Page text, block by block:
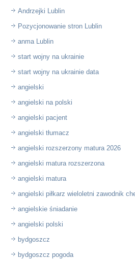
Andrzejki Lublin
Pozycjonowanie stron Lublin
anma Lublin
start wojny na ukrainie
start wojny na ukrainie data
angielski
angielski na polski
angielski pacjent
angielski tłumacz
angielski rozszerzony matura 2026
angielski matura rozszerzona
angielski matura
angielski piłkarz wieloletni zawodnik
angielskie śniadanie
angielski polski
bydgoszcz
bydgoszcz pogoda